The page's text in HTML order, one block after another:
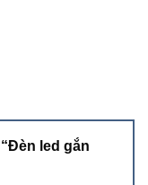
led gắn